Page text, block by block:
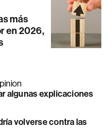
más
en 2026,
algunas explicaciones
volverse contra las